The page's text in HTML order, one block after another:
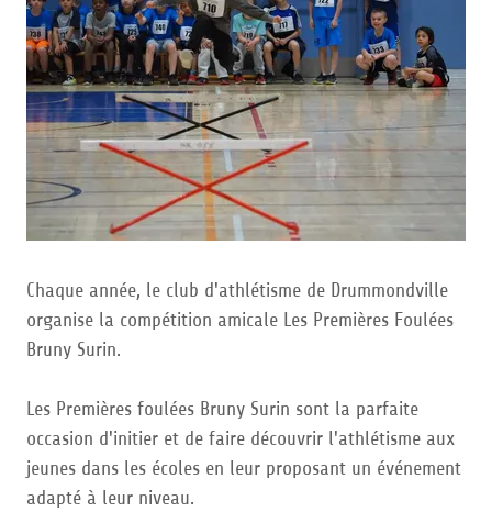
Chaque année, le club d'athlétisme de Drummondville
organise la compétition amicale Les Premières Foulées
Bruny Surin.
Les Premières foulées Bruny Surin sont la parfaite
occasion d'initier et de faire découvrir l'athlétisme aux
jeunes dans les écoles en leur proposant un événement
adapté à leur niveau.